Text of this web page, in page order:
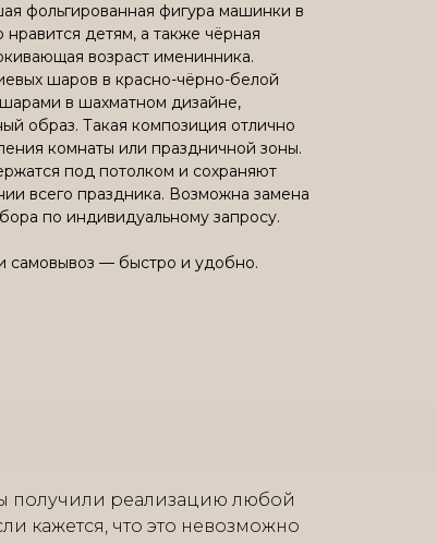
фольгированная фигура машинки в
детям, а также чёрная
возраст именинника.
шаров в красно-чёрно-белой
в шахматном дизайне,
образ. Такая композиция отлично
комнаты или праздничной зоны.
под потолком и сохраняют
всего праздника. Возможна замена
по индивидуальному запросу.
самовывоз — быстро и удобно.
получили реализацию любой
кажется, что это невозможно